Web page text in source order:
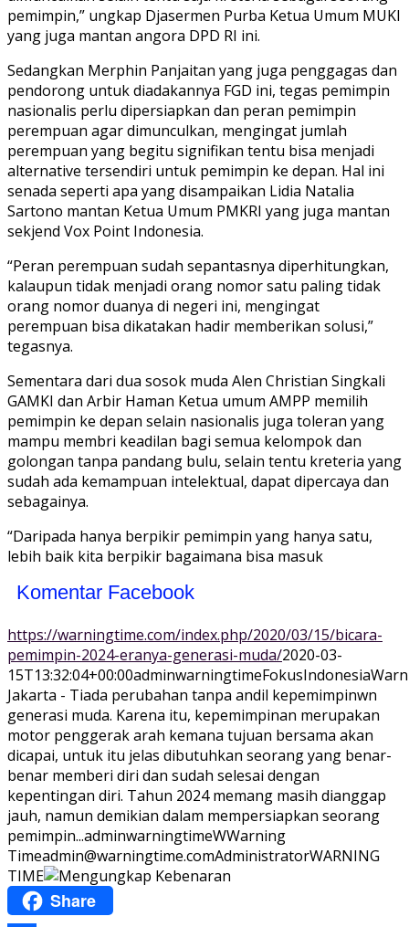
pemimpin,” ungkap Djasermen Purba Ketua Umum MUKI
yang juga mantan angora DPD RI ini.
Sedangkan Merphin Panjaitan yang juga penggagas dan
pendorong untuk diadakannya FGD ini, tegas pemimpin
nasionalis perlu dipersiapkan dan peran pemimpin
perempuan agar dimunculkan, mengingat jumlah
perempuan yang begitu signifikan tentu bisa menjadi
alternative tersendiri untuk pemimpin ke depan. Hal ini
senada seperti apa yang disampaikan Lidia Natalia
Sartono mantan Ketua Umum PMKRI yang juga mantan
sekjend Vox Point Indonesia.
“Peran perempuan sudah sepantasnya diperhitungkan,
kalaupun tidak menjadi orang nomor satu paling tidak
orang nomor duanya di negeri ini, mengingat
perempuan bisa dikatakan hadir memberikan solusi,”
tegasnya.
Sementara dari dua sosok muda Alen Christian Singkali
GAMKI dan Arbir Haman Ketua umum AMPP memilih
pemimpin ke depan selain nasionalis juga toleran yang
mampu membri keadilan bagi semua kelompok dan
golongan tanpa pandang bulu, selain tentu kreteria yang
sudah ada kemampuan intelektual, dapat dipercaya dan
sebagainya.
“Daripada hanya berpikir pemimpin yang hanya satu,
lebih baik kita berpikir bagaimana bisa masuk
Komentar Facebook
https://warningtime.com/index.php/2020/03/15/bicara-
pemimpin-2024-eranya-generasi-muda/2020-03-
15T13:32:04+00:00adminwarningtimeFokusIndonesia
Jakarta - Tiada perubahan tanpa andil kepemimpinwn
generasi muda. Karena itu, kepemimpinan merupakan
motor penggerak arah kemana tujuan bersama akan
dicapai, untuk itu jelas dibutuhkan seorang yang benar-
benar memberi diri dan sudah selesai dengan
kepentingan diri. Tahun 2024 memang masih dianggap
jauh, namun demikian dalam mempersiapkan seorang
pemimpin...adminwarningtimeWWarning
Timeadmin@warningtime.comAdministratorWARNING
TIME
Share